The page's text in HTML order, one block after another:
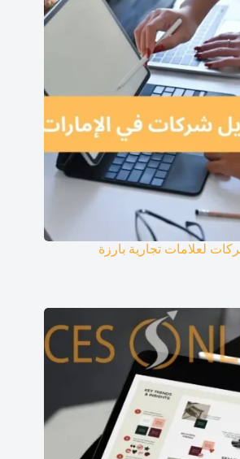
لعلامات تجارية بارزة